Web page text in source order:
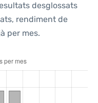
desglossats
rendiment de
per mes.